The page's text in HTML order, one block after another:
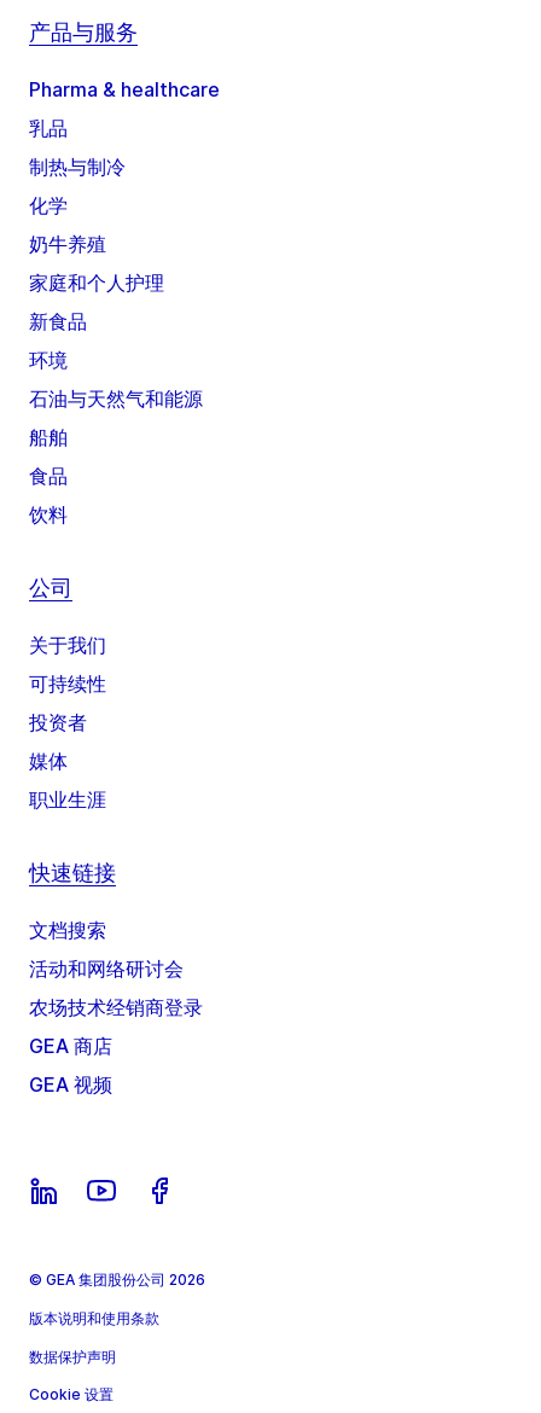
产品与服务
Pharma & healthcare
乳品
制热与制冷
化学
奶牛养殖
家庭和个人护理
新食品
环境
石油与天然气和能源
船舶
食品
饮料
公司
关于我们
可持续性
投资者
媒体
职业生涯
快速链接
文档搜索
活动和网络研讨会
农场技术经销商登录
GEA 商店
GEA 视频
© GEA 集团股份公司 2026
版本说明和使用条款
数据保护声明
Cookie 设置